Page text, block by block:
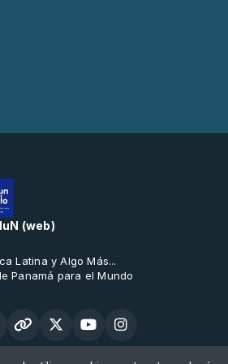
(web)
Latina y Algo Más...
Panamá para el Mundo